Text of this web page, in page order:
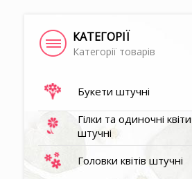
КАТЕГОРІЇ
Категорії товарів
Букети штучні
Гілки та одиночні квіти
штучні
Головки квітів штучні